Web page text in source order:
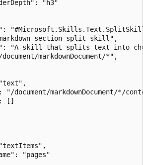
"h3"
"A skill that splits text into
markdownDocument/*",
"/document/markdownDocument/*/
[]
"pages"